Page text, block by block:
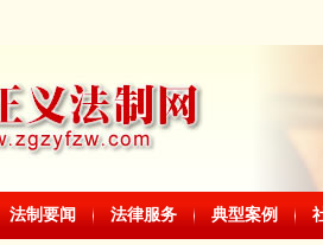
法制要闻 法律服务 典型案例